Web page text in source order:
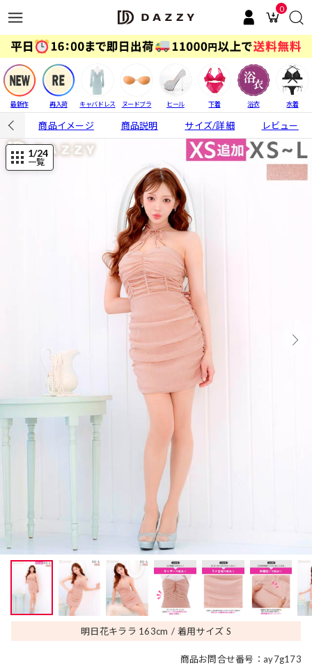
0
最新作 再入荷 キャバドレス ヌードブラ ヒール 下着 浴衣 水着
商品イメージ 商品説明 サイズ/詳細 レビュー
1/24
一覧
明日花キララ 163cm 着用サイズ S
商品お問合せ番号：ay7g173